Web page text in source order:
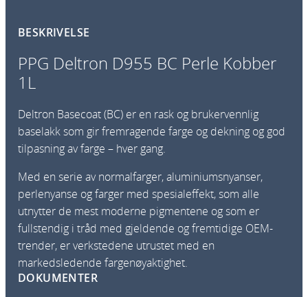
BESKRIVELSE
PPG Deltron D955 BC Perle Kobber
1L
Deltron Basecoat (BC) er en rask og brukervennlig
baselakk som gir fremragende farge og dekning og god
tilpasning av farge – hver gang.
Med en serie av normalfarger, aluminiumsnyanser,
perlenyanse og farger med spesialeffekt, som alle
utnytter de mest moderne pigmentene og som er
fullstendig i tråd med gjeldende og fremtidige OEM-
trender, er verkstedene utrustet med en
markedsledende fargenøyaktighet.
DOKUMENTER